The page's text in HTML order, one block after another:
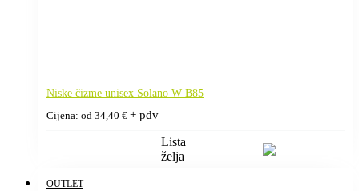
Niske čizme unisex Solano W B85
Cijena: od 34,40 € + pdv
Lista
želja
OUTLET